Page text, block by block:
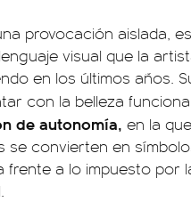
provocación aislada,
visual que la
en los últimos años.
con la belleza
de autonomía, en la
se convierten en
frente a lo impuesto por